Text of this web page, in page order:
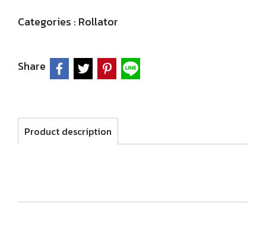
Categories : Rollator
Share
Product description